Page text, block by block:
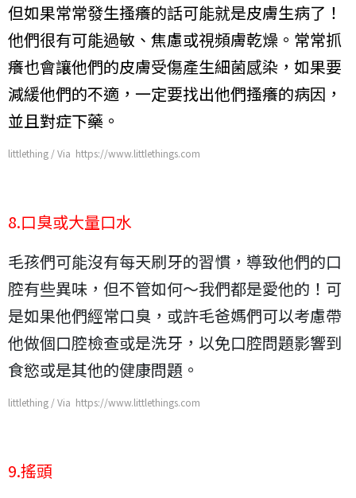
但如果常常發生搔癢的話可能就是皮膚生病了！
他們很有可能過敏、焦慮或視頻膚乾燥。常常抓
癢也會讓他們的皮膚受傷產生細菌感染，如果要
減緩他們的不適，一定要找出他們搔癢的病因，
並且對症下藥。
littlething / Via https://www.littlethings.com
8.口臭或大量口水
毛孩們可能沒有每天刷牙的習慣，導致他們的口
腔有些異味，但不管如何～我們都是愛他的！可
是如果他們經常口臭，或許毛爸媽們可以考慮帶
他做個口腔檢查或是洗牙，以免口腔問題影響到
食慾或是其他的健康問題。
littlething / Via https://www.littlethings.com
9.搖頭